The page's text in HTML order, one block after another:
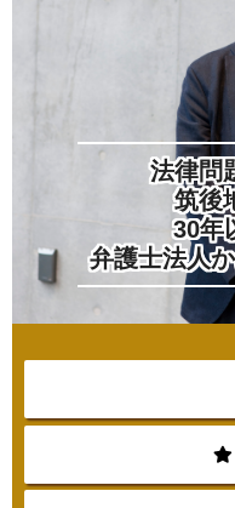
法律問
筑後
30年
弁護士法人